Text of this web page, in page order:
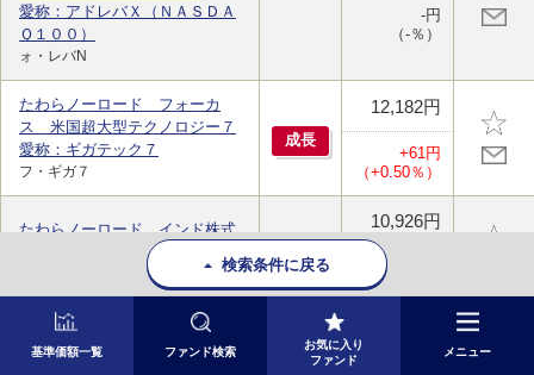
基準価額一覧 ファンド検索
お気に入り
ファンド
メニュー
愛称：アドレバＸ（ＮＡＳＤＡ
Ｑ１００）
ォ・レバN
-円
（-％）
たわらノーロード フォーカ
ス 米国超大型テクノロジー７
愛称：ギガテック７
フ・ギガ７
成長
12,182円
+61円
（+0.50％）
たわらノーロード インド株式
ＮｉｆｔｙＭｉｄｃａｐ５０
長
10,926円
（+0.15％）
たわらノーロード インド株式
長
検索条件に戻る